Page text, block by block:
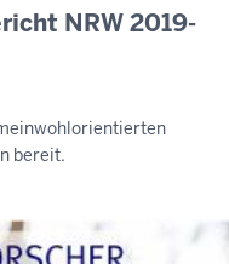
NRW 2019-
bereit.